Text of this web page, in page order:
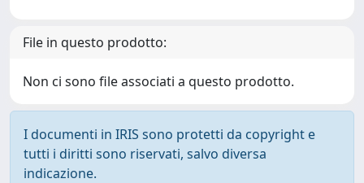
File in questo prodotto:
Non ci sono file associati a questo prodotto.
I documenti in IRIS sono protetti da copyright e
tutti i diritti sono riservati, salvo diversa
indicazione.